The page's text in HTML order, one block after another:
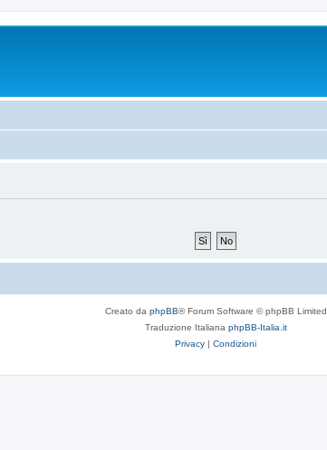
Creato da phpBB® Forum Software © phpBB Limited
Traduzione Italiana phpBB-Italia.it
Privacy | Condizioni